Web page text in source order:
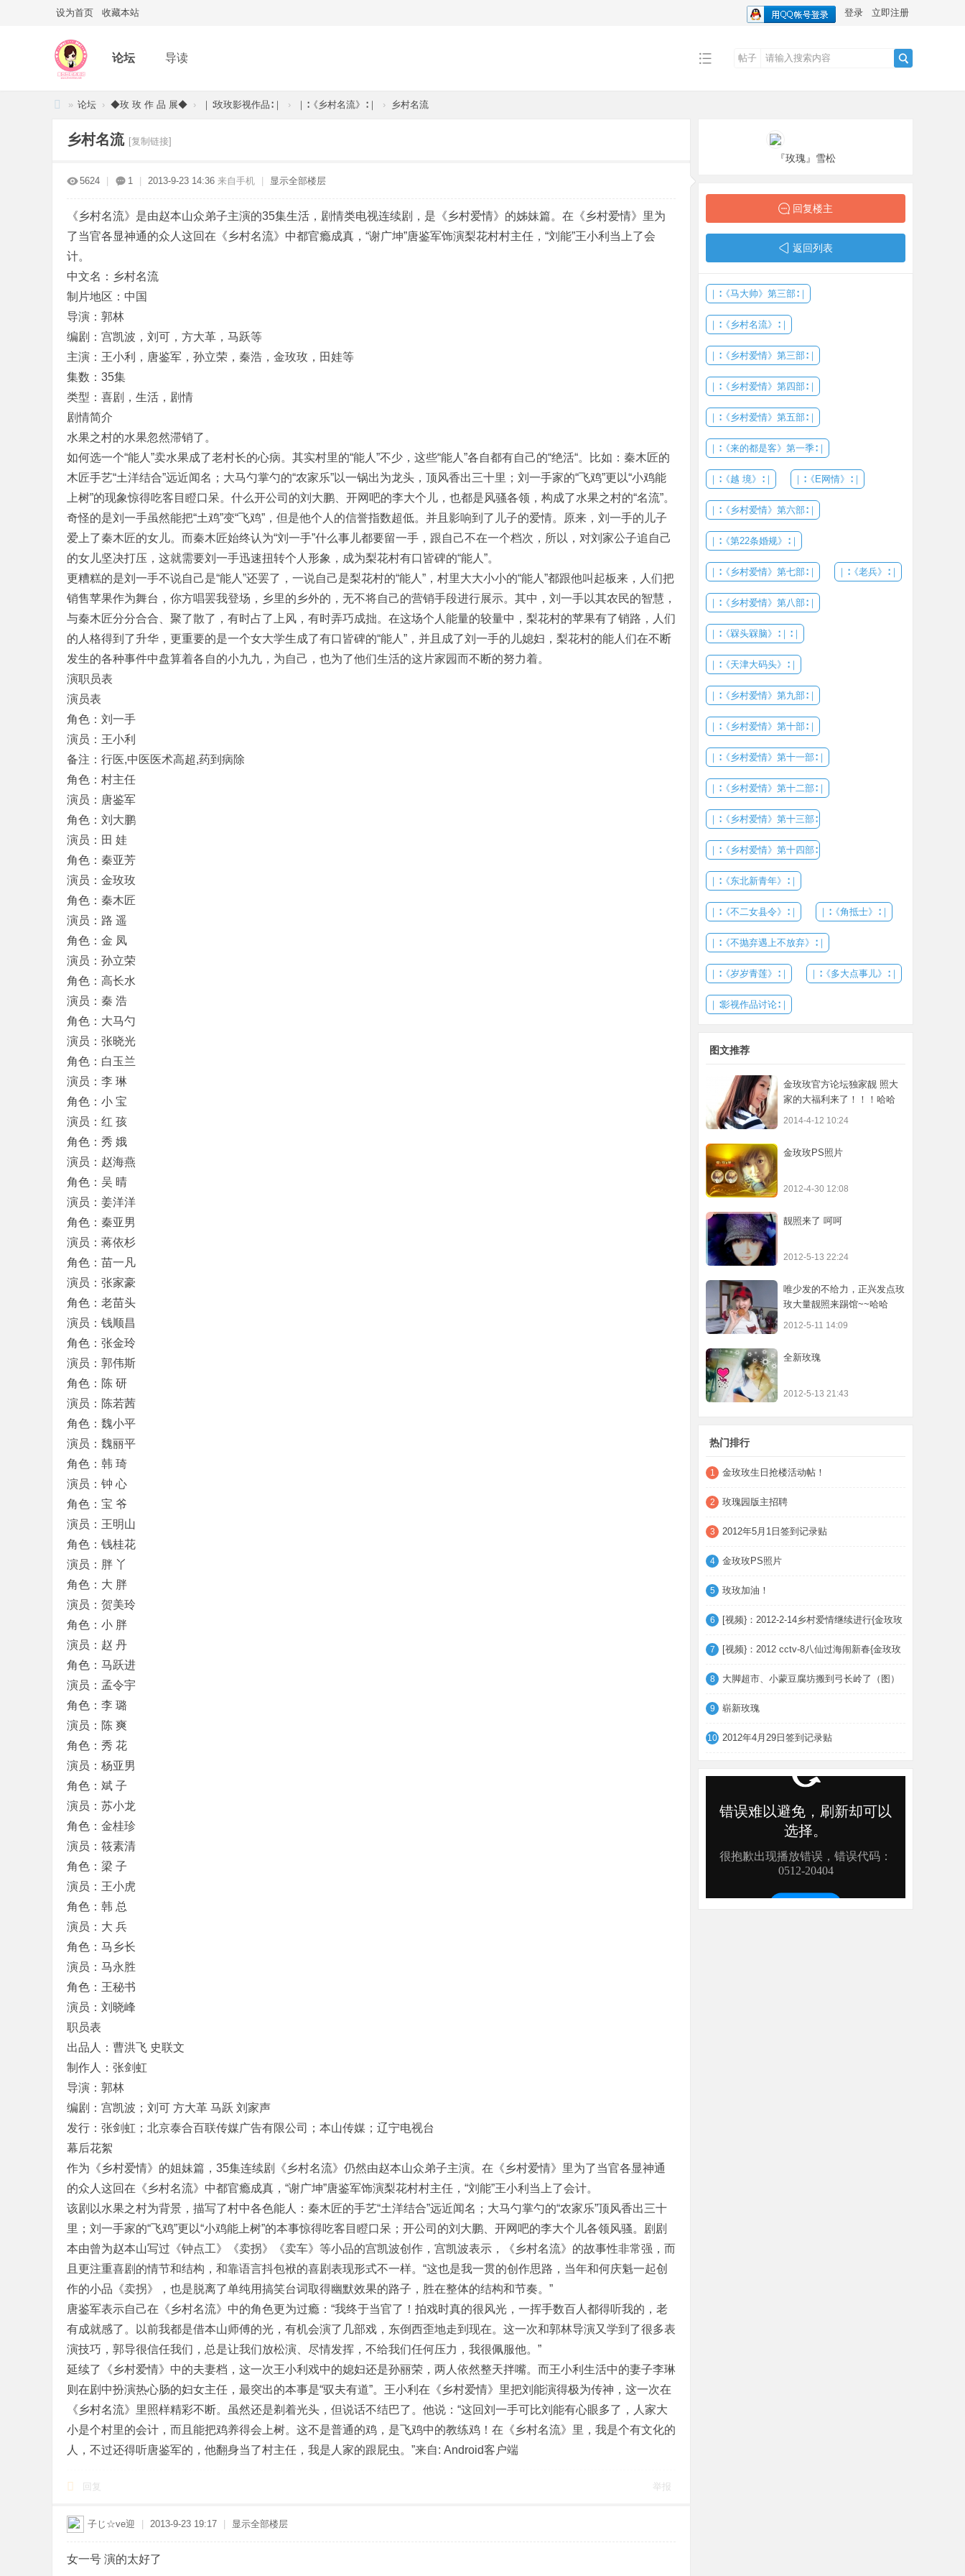
设为首页 收藏本站 登录 立即注册
论坛 导读 帖子
» 论坛 › ◆玫 玫 作 品 展◆ › ｜∶玫玫影视作品∶｜ › ｜∶《乡村名流》∶｜ › 乡村名流
乡村名流 [复制链接]
5624 1 2013-9-23 14:36 来自手机 显示全部楼层
《乡村名流》是由赵本山众弟子主演的35集生活，剧情类电视连续剧，是《乡村爱情》的姊妹篇。在《乡村爱情》里为
了当官各显神通的众人这回在《乡村名流》中都官瘾成真，“谢广坤”唐鉴军饰演梨花村村主任，“刘能”王小利当上了会
计。
中文名：乡村名流
制片地区：中国
导演：郭林
编剧：宫凯波，刘可，方大革，马跃等
主演：王小利，唐鉴军，孙立荣，秦浩，金玫玫，田娃等
集数：35集
类型：喜剧，生活，剧情
剧情简介
水果之村的水果忽然滞销了。
如何选一个“能人”卖水果成了老村长的心病。其实村里的“能人”不少，这些“能人”各自都有自己的“绝活“。比如：秦木匠的
木匠手艺“土洋结合”远近闻名；大马勺掌勺的“农家乐”以一锅出为龙头，顶风香出三十里；刘一手家的“飞鸡”更以“小鸡能
上树”的现象惊得吃客目瞪口呆。什么开公司的刘大鹏、开网吧的李大个儿，也都是风骚各领，构成了水果之村的“名流”。
奇怪的是刘一手虽然能把“土鸡”变“飞鸡”，但是他个人的信誉指数超低。并且影响到了儿子的爱情。原来，刘一手的儿子
爱上了秦木匠的女儿。而秦木匠始终认为“刘一手”什么事儿都要留一手，跟自己不在一个档次，所以，对刘家公子追自己
的女儿坚决打压，这就需要刘一手迅速扭转个人形象，成为梨花村有口皆碑的“能人”。
更糟糕的是刘一手不说自己是“能人”还罢了，一说自己是梨花村的“能人”，村里大大小小的“能人”都跟他叫起板来，人们把
销售苹果作为舞台，你方唱罢我登场，乡里的乡外的，无不将自己的营销手段进行展示。其中，刘一手以其农民的智慧，
与秦木匠分分合合、聚了散了，有时占了上风，有时弄巧成拙。在这场个人能量的较量中，梨花村的苹果有了销路，人们
的人格得到了升华，更重要的是一个女大学生成了有口皆碑的“能人”，并且成了刘一手的儿媳妇，梨花村的能人们在不断
发生的各种事件中盘算着各自的小九九，为自己，也为了他们生活的这片家园而不断的努力着。
演职员表
演员表
角色：刘一手
演员：王小利
备注：行医,中医医术高超,药到病除
角色：村主任
演员：唐鉴军
角色：刘大鹏
演员：田 娃
角色：秦亚芳
演员：金玫玫
角色：秦木匠
演员：路 遥
角色：金 凤
演员：孙立荣
角色：高长水
演员：秦 浩
角色：大马勺
演员：张晓光
角色：白玉兰
演员：李 琳
角色：小 宝
演员：红 孩
角色：秀 娥
演员：赵海燕
角色：吴 晴
演员：姜洋洋
角色：秦亚男
演员：蒋依杉
角色：苗一凡
演员：张家豪
角色：老苗头
演员：钱顺昌
角色：张金玲
演员：郭伟斯
角色：陈 研
演员：陈若茜
角色：魏小平
演员：魏丽平
角色：韩 琦
演员：钟 心
角色：宝 爷
演员：王明山
角色：钱桂花
演员：胖 丫
角色：大 胖
演员：贺美玲
角色：小 胖
演员：赵 丹
角色：马跃进
演员：孟令宇
角色：李 璐
演员：陈 爽
角色：秀 花
演员：杨亚男
角色：斌 子
演员：苏小龙
角色：金桂珍
演员：筱素清
角色：梁 子
演员：王小虎
角色：韩 总
演员：大 兵
角色：马乡长
演员：马永胜
角色：王秘书
演员：刘晓峰
职员表
出品人：曹洪飞 史联文
制作人：张剑虹
导演：郭林
编剧：宫凯波；刘可 方大革 马跃 刘家声
发行：张剑虹；北京泰合百联传媒广告有限公司；本山传媒；辽宁电视台
幕后花絮
作为《乡村爱情》的姐妹篇，35集连续剧《乡村名流》仍然由赵本山众弟子主演。在《乡村爱情》里为了当官各显神通
的众人这回在《乡村名流》中都官瘾成真，“谢广坤”唐鉴军饰演梨花村村主任，“刘能”王小利当上了会计。
该剧以水果之村为背景，描写了村中各色能人：秦木匠的手艺“土洋结合”远近闻名；大马勺掌勺的“农家乐”顶风香出三十
里；刘一手家的“飞鸡”更以“小鸡能上树”的本事惊得吃客目瞪口呆；开公司的刘大鹏、开网吧的李大个儿各领风骚。剧剧
本由曾为赵本山写过《钟点工》《卖拐》《卖车》等小品的宫凯波创作，宫凯波表示，《乡村名流》的故事性非常强，而
且更注重喜剧的情节和结构，和靠语言抖包袱的喜剧表现形式不一样。“这也是我一贯的创作思路，当年和何庆魁一起创
作的小品《卖拐》，也是脱离了单纯用搞笑台词取得幽默效果的路子，胜在整体的结构和节奏。”
唐鉴军表示自己在《乡村名流》中的角色更为过瘾：“我终于当官了！拍戏时真的很风光，一挥手数百人都得听我的，老
有成就感了。以前我都是借本山师傅的光，有机会演了几部戏，东倒西歪地走到现在。这一次和郭林导演又学到了很多表
演技巧，郭导很信任我们，总是让我们放松演、尽情发挥，不给我们任何压力，我很佩服他。”
延续了《乡村爱情》中的夫妻档，这一次王小利戏中的媳妇还是孙丽荣，两人依然整天拌嘴。而王小利生活中的妻子李琳
则在剧中扮演热心肠的妇女主任，最突出的本事是“驭夫有道”。王小利在《乡村爱情》里把刘能演得极为传神，这一次在
《乡村名流》里照样精彩不断。虽然还是剃着光头，但说话不结巴了。他说：“这回刘一手可比刘能有心眼多了，人家大
小是个村里的会计，而且能把鸡养得会上树。这不是普通的鸡，是飞鸡中的教练鸡！在《乡村名流》里，我是个有文化的
人，不过还得听唐鉴军的，他翻身当了村主任，我是人家的跟屁虫。”来自: Android客户端
回复 举报
子じ☆ve迎 2013-9-23 19:17 显示全部楼层
女一号 演的太好了
『玫瑰』雪松
回复楼主
返回列表
｜∶《马大帅》第三部∶｜
｜∶《乡村名流》∶｜
｜∶《乡村爱情》第三部∶｜
｜∶《乡村爱情》第四部∶｜
｜∶《乡村爱情》第五部∶｜
｜∶《来的都是客》第一季∶｜
｜∶《越 境》∶｜ ｜∶《E网情》∶｜
｜∶《乡村爱情》第六部∶｜
｜∶《第22条婚规》∶｜
｜∶《乡村爱情》第七部∶｜ ｜∶《老兵》∶｜
｜∶《乡村爱情》第八部∶｜
｜∶《槑头槑脑》∶｜∶｜
｜∶《天津大码头》∶｜
｜∶《乡村爱情》第九部∶｜
｜∶《乡村爱情》第十部∶｜
｜∶《乡村爱情》第十一部∶｜
｜∶《乡村爱情》第十二部∶｜
｜∶《乡村爱情》第十三部∶
｜∶《乡村爱情》第十四部∶
｜∶《东北新青年》∶｜
｜∶《不二女县令》∶｜ ｜∶《角抵士》∶｜
｜∶《不抛弃遇上不放弃》∶｜
｜∶《岁岁青莲》∶｜ ｜∶《多大点事儿》∶｜
｜∶影视作品讨论∶｜
图文推荐
金玫玫官方论坛独家靓 照大
家的大福利来了！！！哈哈
2014-4-12 10:24
金玫玫PS照片
2012-4-30 12:08
靓照来了 呵呵
2012-5-13 22:24
唯少发的不给力，正兴发点玫
玫大量靓照来踢馆~~哈哈
2012-5-11 14:09
全新玫瑰
2012-5-13 21:43
热门排行
1 金玫玫生日抢楼活动帖！
2 玫瑰园版主招聘
3 2012年5月1日签到记录贴
4 金玫玫PS照片
5 玫玫加油！
6 [视频}：2012-2-14乡村爱情继续进行{金玫玫
7 [视频}：2012 cctv-8八仙过海闹新春{金玫玫
8 大脚超市、小蒙豆腐坊搬到弓长岭了（图）
9 崭新玫瑰
10 2012年4月29日签到记录贴